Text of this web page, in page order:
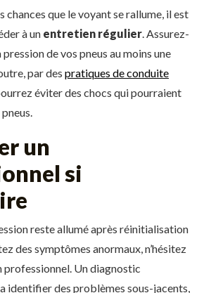
chances que le voyant se rallume, il est
à un entretien régulier. Assurez-
de vos pneus au moins une
par des pratiques de conduite
éviter des chocs qui pourraient
un
si
reste allumé après réinitialisation
des symptômes anormaux, n’hésitez
professionnel. Un diagnostic
identifier des problèmes sous-jacents,